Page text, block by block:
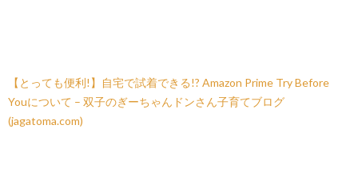
【とっても便利!】自宅で試着できる!? Amazon Prime Try Before
Youについて – 双子のぎーちゃんドンさん子育てブログ
(jagatoma.com)